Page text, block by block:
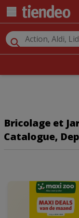
Bricolage et
Catalogue,